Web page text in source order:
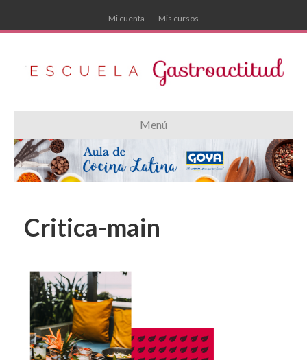
Mi cuenta Mis cursos
Menú
Critica-main